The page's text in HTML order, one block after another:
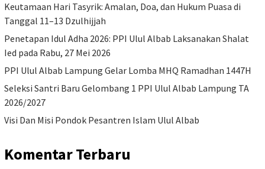
Keutamaan Hari Tasyrik: Amalan, Doa, dan Hukum Puasa di
Tanggal 11–13 Dzulhijjah
Penetapan Idul Adha 2026: PPI Ulul Albab Laksanakan Shalat
Ied pada Rabu, 27 Mei 2026
PPI Ulul Albab Lampung Gelar Lomba MHQ Ramadhan 1447H
Seleksi Santri Baru Gelombang 1 PPI Ulul Albab Lampung TA
2026/2027
Visi Dan Misi Pondok Pesantren Islam Ulul Albab
Komentar Terbaru